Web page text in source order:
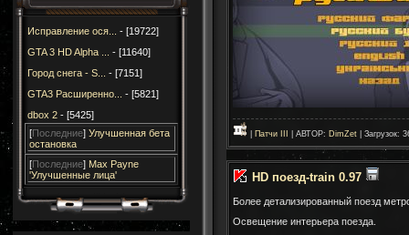
Исправление ося...
- [19722]
GTA 3 HD Alpha ...
- [11640]
Город снега - S...
- [7151]
GTA3 Расширенно...
- [5821]
dbox 2- [5425]
[Последние] Улучшенная бета
остановка
[Последние] Max Payne
'Улучшенные лица'
| Патчи III | АВТОР: DimZet| Загрузок:
HD поезд-train 0.97
Более детализированный поезд
Освещение интерьера поезда.